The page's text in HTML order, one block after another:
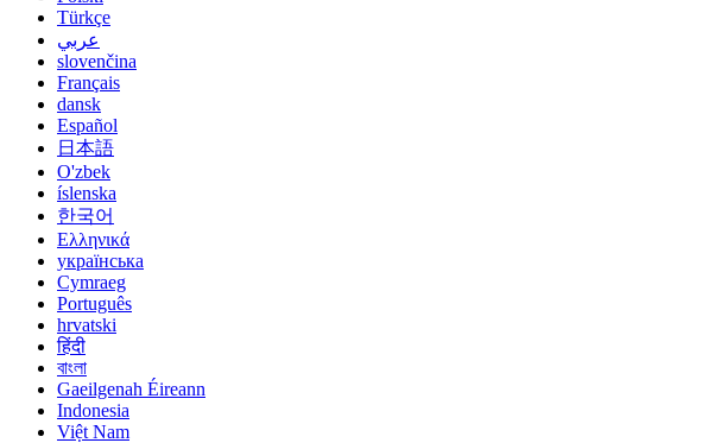
Türkçe
عربي
slovenčina
Français
dansk
Español
日本語
O'zbek
íslenska
한국어
Ελληνικά
українська
Cymraeg
Português
hrvatski
हिंदी
বাংলা
Gaeilgenah Éireann
Indonesia
Việt Nam